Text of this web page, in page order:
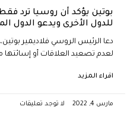
بوتين يؤكد أن روسيا ترد
للدول الأخرى ويدعو الدول
دعا الرئيس الروسي فلاديمير
لعدم تصعيد العلاقات أو إسائتها
اقراء المزيد
مارس 4, 2022 لا توجد تعليقات